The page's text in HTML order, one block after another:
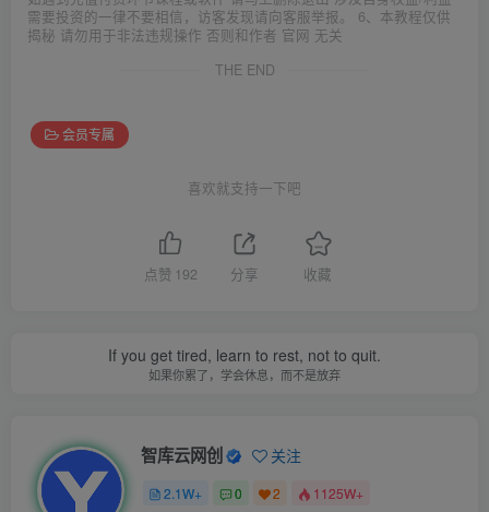
需要投资的一律不要相信，访客发现请向客服举报。 6、本教程仅供
揭秘 请勿用于非法违规操作 否则和作者 官网 无关
THE END
会员专属
喜欢就支持一下吧
点赞 192 分享 收藏
If you get tired, learn to rest, not to quit.
如果你累了，学会休息，而不是放弃
智库云网创 关注
2.1W+ 0 2 1125W+